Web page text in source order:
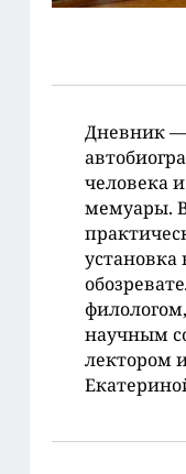
Дневник —
человека
мемуары.
научным
лектором